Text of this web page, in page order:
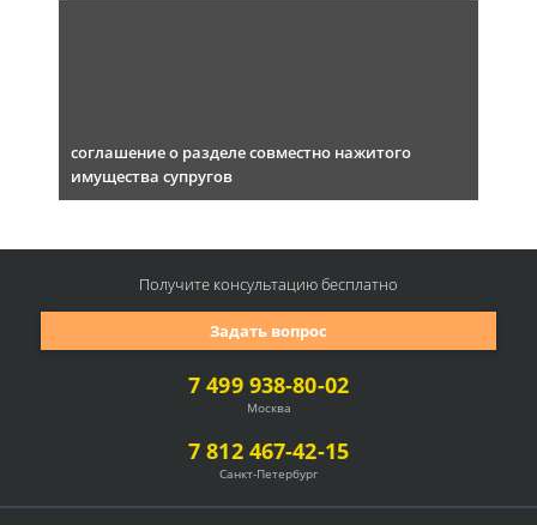
соглашение о разделе совместно нажитого
имущества супругов
7 499 938-80-02
Москва
7 812 467-42-15
Санкт-Петербург
Задать вопрос
Получите консультациюбесплатно